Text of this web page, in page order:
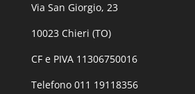
Via San Giorgio, 23
10023 Chieri (TO)
CF e PIVA 11306750016
Telefono 011 19118356